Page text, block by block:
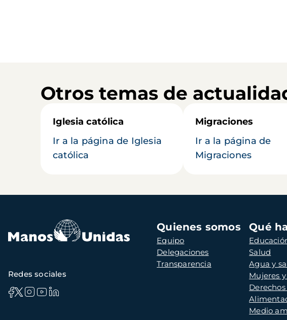
Otros temas de
Iglesia católica
Ir a la página de Iglesia
católica
Migraciones
Ir a la página de
Migraciones
Navegación
principal
Quienes somos
Equipo
Delegaciones
Transparencia
Qué
Salud
Agua y
Mujeres
Medio
Redes sociales